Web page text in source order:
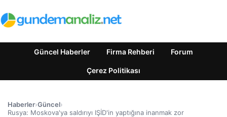
Güncel Haberler Firma Rehberi Forum
Çerez Politikası
Haberler›Güncel›
Rusya: Moskova'ya saldırıyı IŞİD'in yaptığına inanmak zor